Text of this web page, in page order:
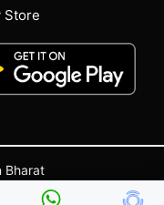
Store
Bharat
Terms and Conditions